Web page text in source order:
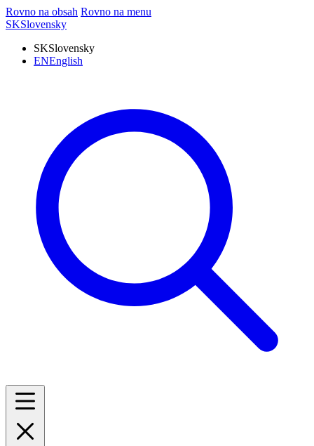
Rovno na obsah Rovno na menu
SKSlovensky
SKSlovensky
ENEnglish